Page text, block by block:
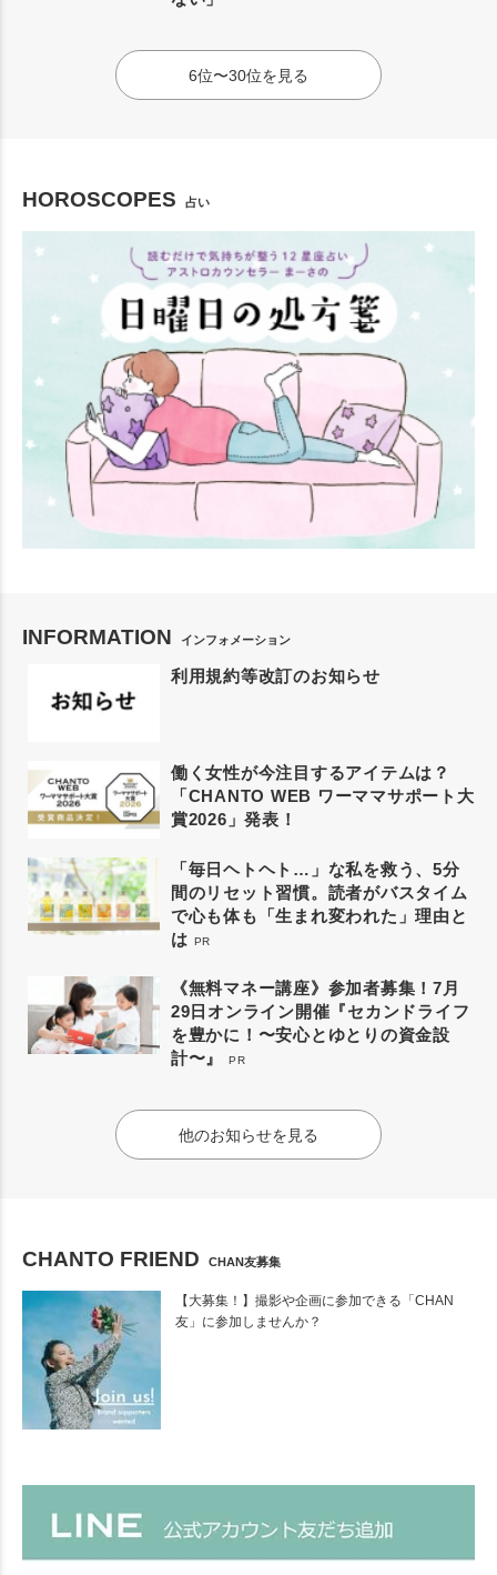
6位〜30位を見る
HOROSCOPES 占い
INFORMATION インフォメーション
利用規約等改訂のお知らせ
働く女性が今注目するアイテムは？
「CHANTO WEB ワーママサポート大
賞2026」発表！
「毎日ヘトヘト…」な私を救う、5分
間のリセット習慣。読者がバスタイム
で心も体も「生まれ変われた」理由と
は PR
《無料マネー講座》参加者募集！7月
29日オンライン開催『セカンドライフ
を豊かに！〜安心とゆとりの資金設
計〜』
PR
他のお知らせを見る
CHANTO FRIEND CHAN友募集
【大募集！】撮影や企画に参加できる「CHAN
友」に参加しませんか？